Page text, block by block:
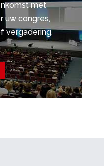
met
uw congres,
vergadering.